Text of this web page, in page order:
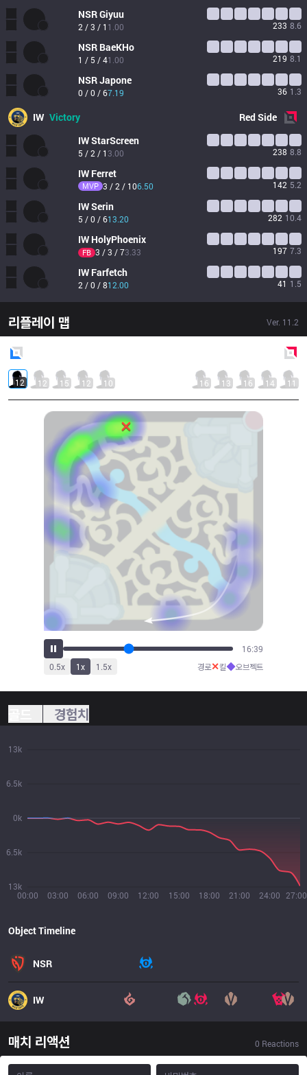
NSRGiyuu
2 / 3 / 1 1.00 233 8.6
NSR BaeKHo
1 / 5 / 41.00 219 8.1
NSRJapone
0 / 0 / 67.19 36 1.3
IW Victory RedSide
IWStarScreen
5 / 2 / 1 3.00 238 8.8
IW Ferret
MVP 3 / 2 / 106.50 142 5.2
IWSerin
5 / 0 / 613.20 282 10.4
IW HolyPhoenix
FB 3 / 3 / 73.33 197 7.3
IW Farfetch
2 / 0 / 812.00 41 1.5
리플레이 맵 Ver. 11.2
12 12 15 12 10 16 13 16 14 11
17:36
0.5x 1x 1.5x 경로✕킬◆오브젝트
경험치
00:00 03:00 06:00 09:00 12:00 15:00 18:00 21:00 24:00 27:00
13k
6.5k
0k
6.5k
13k
Object Timeline
NSR
IW
매치 리액션 0 Reactions